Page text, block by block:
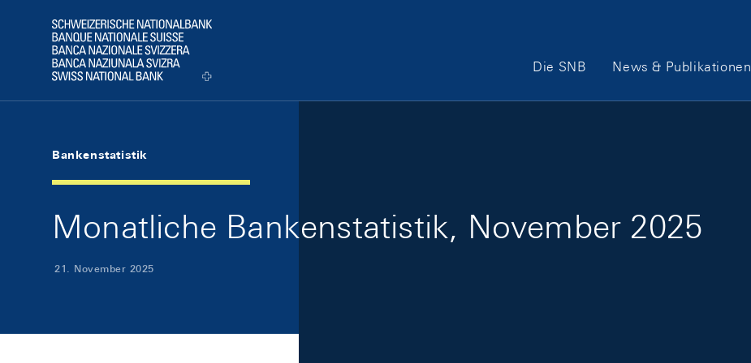
Logo
Hauptnavigation
Die SNB News & Publikationen
Bankenstatistik
Monatliche Bankenstatistik, November 2025
21. November 2025